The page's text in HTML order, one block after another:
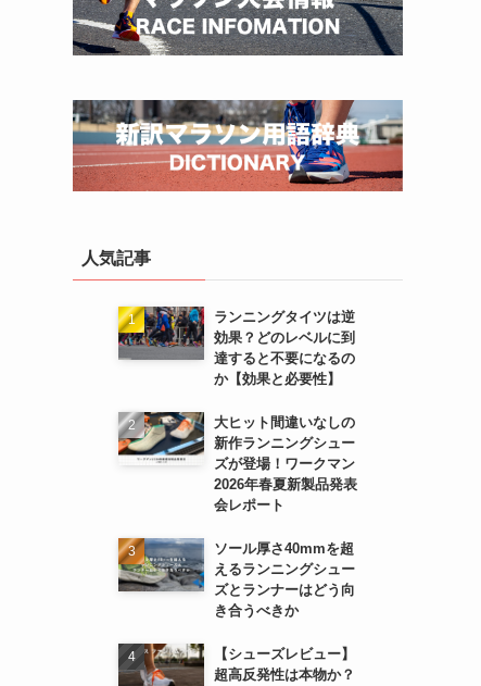
人気記事
ランニングタイツは逆
効果？どのレベルに到
達すると不要になるの
か【効果と必要性】
大ヒット間違いなしの
新作ランニングシュー
ズが登場！ワークマン
2026年春夏新製品発表
会レポート
ソール厚さ40mmを超
えるランニングシュー
ズとランナーはどう向
き合うべきか
【シューズレビュー】
超高反発性は本物か？